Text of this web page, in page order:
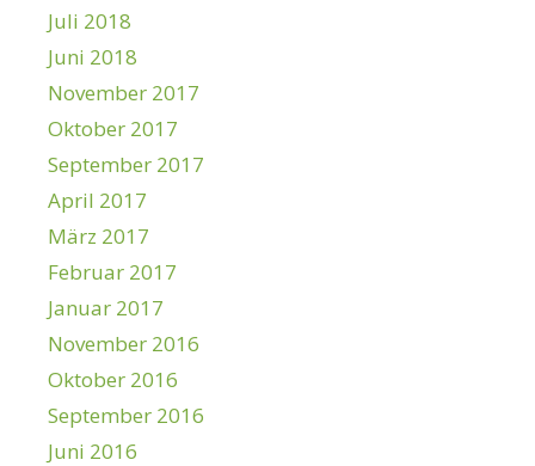
Juli 2018
Juni 2018
November 2017
Oktober 2017
September 2017
April 2017
März 2017
Februar 2017
Januar 2017
November 2016
Oktober 2016
September 2016
Juni 2016